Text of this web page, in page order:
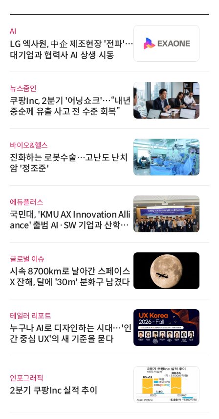
AI
LG 엑사원, 中企 제조현장 '전파'…
대기업과 협력사 AI 상생 시동
뉴스줌인
쿠팡Inc, 2분기 '어닝쇼크'…“내년
중순께 유출 사고 전 수준 회복”
바이오&헬스
진화하는 로봇수술…고난도 난치
암 '정조준'
에듀플러스
국민대, 'KMU AX Innovation Alli
ance' 출범 AI·SW 기업과 산학협
글로벌 이슈
시속 8700km로 날아간 스페이스
X 잔해, 달에 '30m' 분화구 남겼다
테일러 리포트
누구나 AI로 디자인하는 시대…'인
간 중심 UX'의 새 기준을 묻다
인포그래픽
2분기 쿠팡Inc 실적 추이